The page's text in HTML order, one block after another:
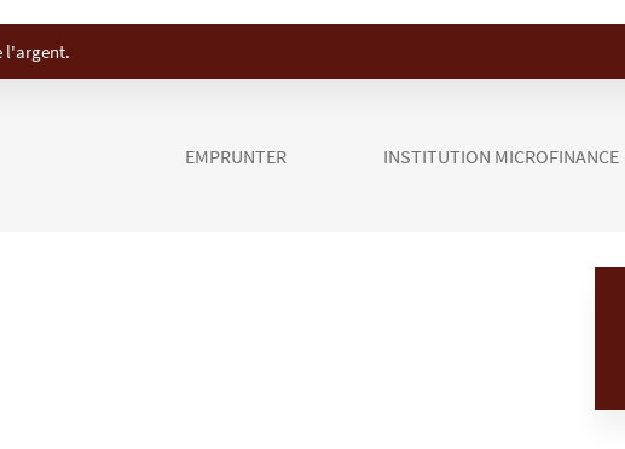
l'argent.
EMPRUNTER INSTITUTION MICROFINANCE